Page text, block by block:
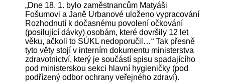
„Dne 18. 1. bylo zaměstnancům Matyáši
Fošumovi a Janě Urbanové uloženo vypracování
Rozhodnutí k dočasnému povolení očkování
(posilující dávky) osobám, které dovršily 12 let
věku, ačkoli to SÚKL nedoporučil…“ Tak přesně
tyto věty stojí v interním dokumentu ministerstva
zdravotnictví, který je součástí spisu spadajícího
pod ministerskou sekci hlavní hygieničky (pod
podřízený odbor ochrany veřejného zdraví).